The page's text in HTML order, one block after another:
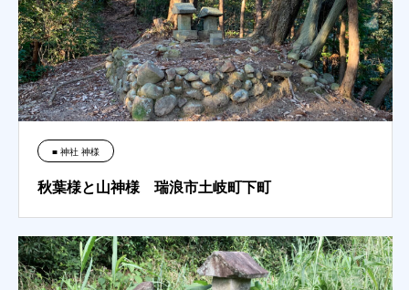
■ 神社 神様
秋葉様と山神様 瑞浪市土岐町下町